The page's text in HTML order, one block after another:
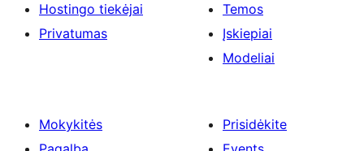
Hostingo tiekėjai
Privatumas
Temos
Įskiepiai
Modeliai
Mokykitės
Prisidėkite